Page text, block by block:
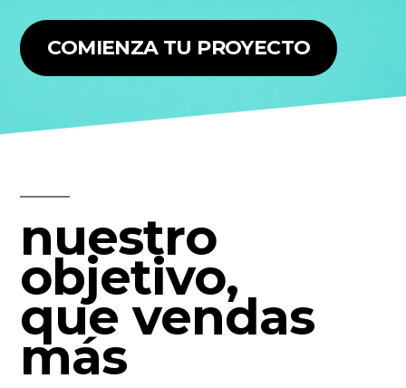
COMIENZA TU PROYECTO
nuestro
objetivo,
que vendas
más